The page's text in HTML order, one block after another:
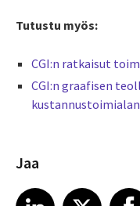
Tutustu myös:
CGI:n ratkaisut
CGI:n graafisen
Jaa
Share article on LinkedIn
LinkedIn
Share article on XShare